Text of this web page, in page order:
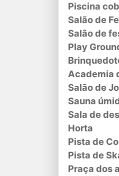
Piscina
Salão de
Salão de
Play
Academia
Salão de
Sauna
Sala de
Horta
Pista de
Pista de
Praça dos